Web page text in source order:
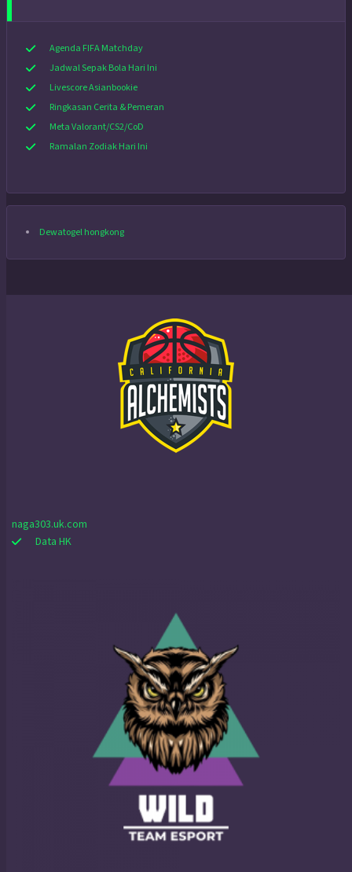
Agenda FIFA Matchday
Jadwal Sepak Bola Hari Ini
Livescore Asianbookie
Ringkasan Cerita & Pemeran
Meta Valorant/CS2/CoD
Ramalan Zodiak Hari Ini
Dewatogel hongkong
naga303.uk.com
Data HK